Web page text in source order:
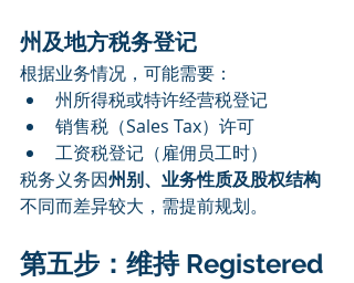
州及地方税务登记
根据业务情况，可能需要：
州所得税或特许经营税登记
销售税（Sales Tax）许可
工资税登记（雇佣员工时）
税务义务因州别、业务性质及股权结构
不同而差异较大，需提前规划。
第五步：维持 Registered